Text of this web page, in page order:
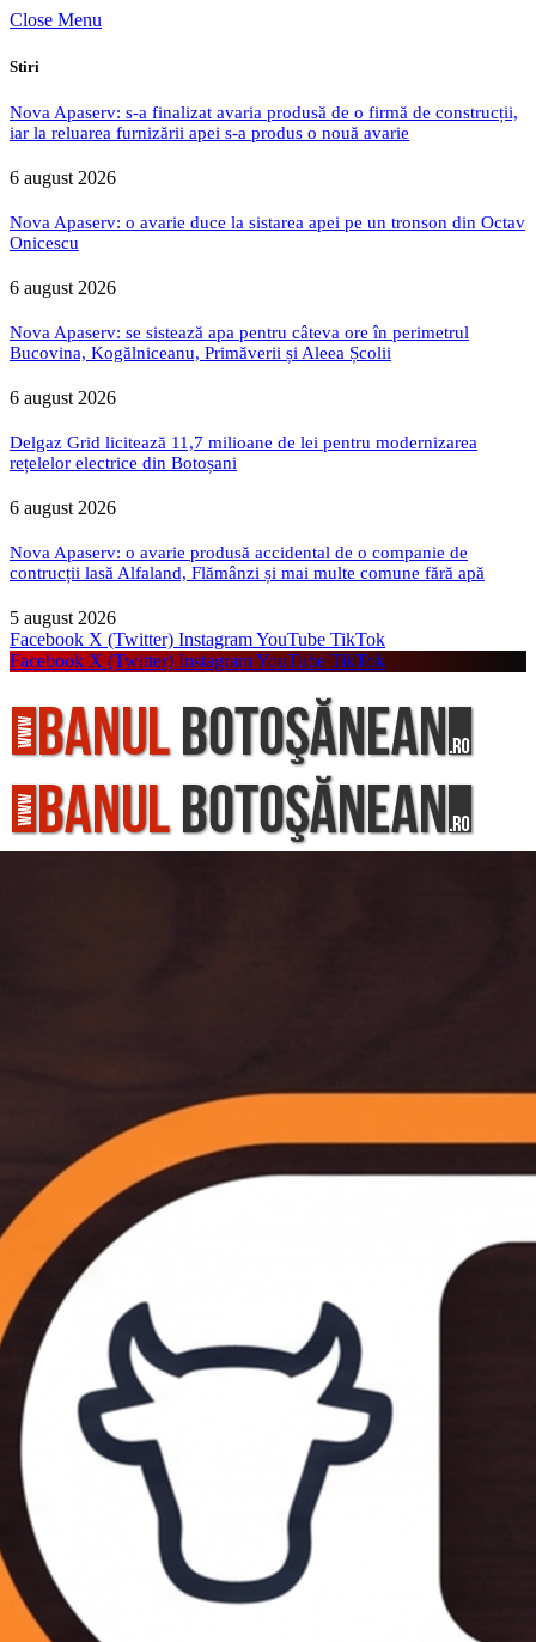
Close Menu
Stiri
Nova Apaserv: s-a finalizat avaria produsă de o firmă de construcții,
iar la reluarea furnizării apei s-a produs o nouă avarie
6 august 2026
Nova Apaserv: o avarie duce la sistarea apei pe un tronson din Octav
Onicescu
6 august 2026
Nova Apaserv: se sistează apa pentru câteva ore în perimetrul
Bucovina, Kogălniceanu, Primăverii și Aleea Școlii
6 august 2026
Delgaz Grid licitează 11,7 milioane de lei pentru modernizarea
rețelelor electrice din Botoșani
6 august 2026
Nova Apaserv: o avarie produsă accidental de o companie de
contrucții lasă Alfaland, Flămânzi și mai multe comune fără apă
5 august 2026
Facebook X (Twitter) InstagramYouTube TikTok
Facebook X (Twitter) InstagramYouTube TikTok